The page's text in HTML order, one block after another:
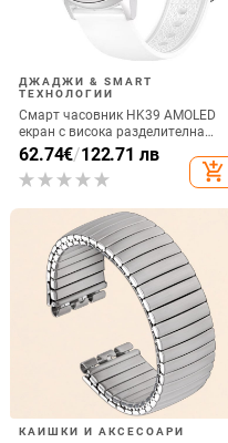
ДЖАДЖИ & SMART
ТЕХНОЛОГИИ
Смарт часовник HK39 AMOLED
екран с висока разделителна
способност Bluetooth обаждане
музика смарт спортен часовник
гривна нов
62.74€/122.71 лв
add_shopping_cart
КАИШКИ И АКСЕСОАРИ